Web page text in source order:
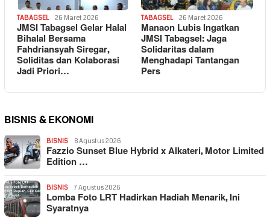
TABAGSEL 26 Maret 2026
JMSI Tabagsel Gelar Halal
Bihalal Bersama
Fahdriansyah Siregar,
Soliditas dan Kolaborasi
Jadi Priori…
TABAGSEL 26 Maret 2026
Manaon Lubis Ingatkan
JMSI Tabagsel: Jaga
Solidaritas dalam
Menghadapi Tantangan
Pers
BISNIS & EKONOMI
BISNIS 8 Agustus 2026
Fazzio Sunset Blue Hybrid x Alkateri, Motor Limited
Edition …
BISNIS 7 Agustus 2026
Lomba Foto LRT Hadirkan Hadiah Menarik, Ini
Syaratnya